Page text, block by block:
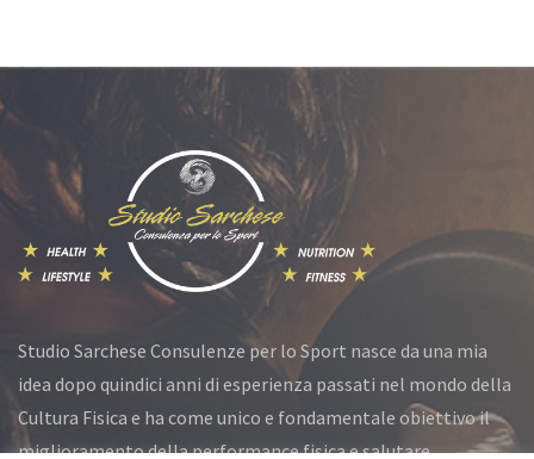
Studio Sarchese Consulenze per lo Sport nasce da una mia
idea dopo quindici anni di esperienza passati nel mondo della
Cultura Fisica e ha come unico e fondamentale obiettivo il
miglioramento della performance fisica e salutare.